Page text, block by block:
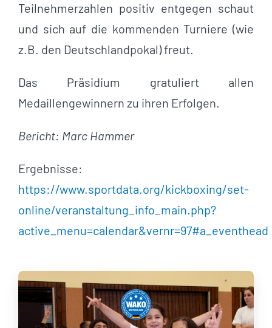
Teilnehmerzahlen positiv entgegen schaut
und sich auf die kommenden Turniere (wie
z.B. den Deutschlandpokal) freut.
Das Präsidium gratuliert allen
Medaillengewinnern zu ihren Erfolgen.
Bericht: Marc Hammer
Ergebnisse:
https://www.sportdata.org/kickboxing/set-
online/veranstaltung_info_main.php?
active_menu=calendar&vernr=97#a_eventhead